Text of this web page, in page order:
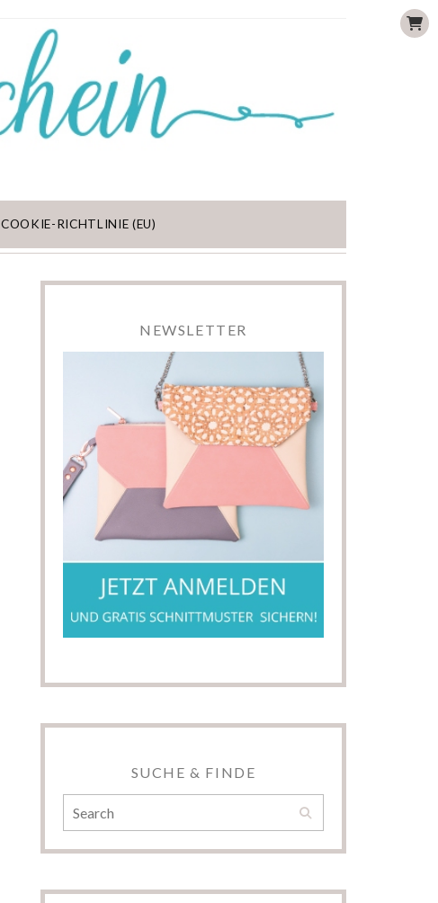
COOKIE-RICHTLINIE (EU)
NEWSLETTER
SUCHE & FINDE